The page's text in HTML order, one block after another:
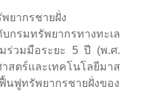
ยากรชายฝั่ง
รมทรัพยากรทางทะเล
ร่วมมือระยะ 5 ปี (พ.ศ.
สตร์และเทคโนโลยีมาส
ฟูทรัพยากรชายฝั่งของ